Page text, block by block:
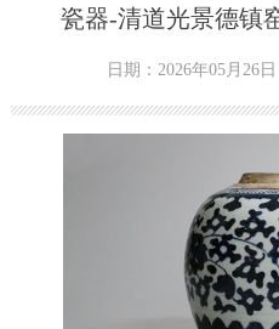
瓷器-清道光景德镇
日期：2026年05月26日